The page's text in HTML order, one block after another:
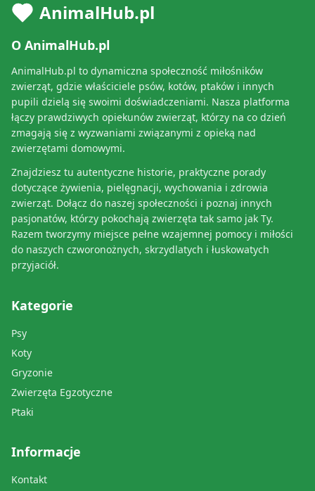
AnimalHub.pl
O AnimalHub.pl
AnimalHub.pl to dynamiczna społeczność miłośników
zwierząt, gdzie właściciele psów, kotów, ptaków i innych
pupili dzielą się swoimi doświadczeniami. Nasza platforma
łączy prawdziwych opiekunów zwierząt, którzy na co dzień
zmagają się z wyzwaniami związanymi z opieką nad
zwierzętami domowymi.
Znajdziesz tu autentyczne historie, praktyczne porady
dotyczące żywienia, pielęgnacji, wychowania i zdrowia
zwierząt. Dołącz do naszej społeczności i poznaj innych
pasjonatów, którzy pokochają zwierzęta tak samo jak Ty.
Razem tworzymy miejsce pełne wzajemnej pomocy i miłości
do naszych czworonożnych, skrzydlatych i łuskowatych
przyjaciół.
Kategorie
Psy
Koty
Gryzonie
Zwierzęta Egzotyczne
Ptaki
Informacje
Kontakt